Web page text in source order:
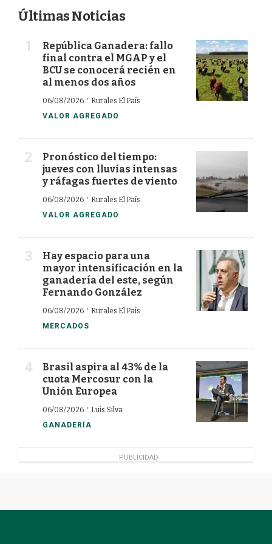
Últimas Noticias
República Ganadera: fallo
final contra el MGAP y el
BCU se conocerá recién en
al menos dos años
06/08/2026 · Rurales El País
VALOR AGREGADO
Pronóstico del tiempo:
jueves con lluvias intensas
y ráfagas fuertes de viento
06/08/2026 · Rurales El País
VALOR AGREGADO
Hay espacio para una
mayor intensificación en la
ganadería del este, según
Fernando González
06/08/2026 · Rurales El País
MERCADOS
Brasil aspira al 43% de la
cuota Mercosur con la
Unión Europea
06/08/2026 · Luis Silva
GANADERÍA
PUBLICIDAD